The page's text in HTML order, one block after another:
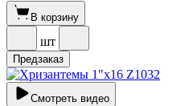
В корзину
шт
Предзаказ
Смотреть видео